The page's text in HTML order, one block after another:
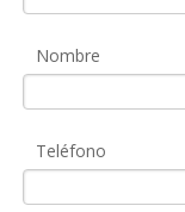
Nombre
Teléfono